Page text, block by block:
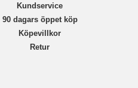
Kundservice
90 dagars öppet köp
Köpevillkor
Retur